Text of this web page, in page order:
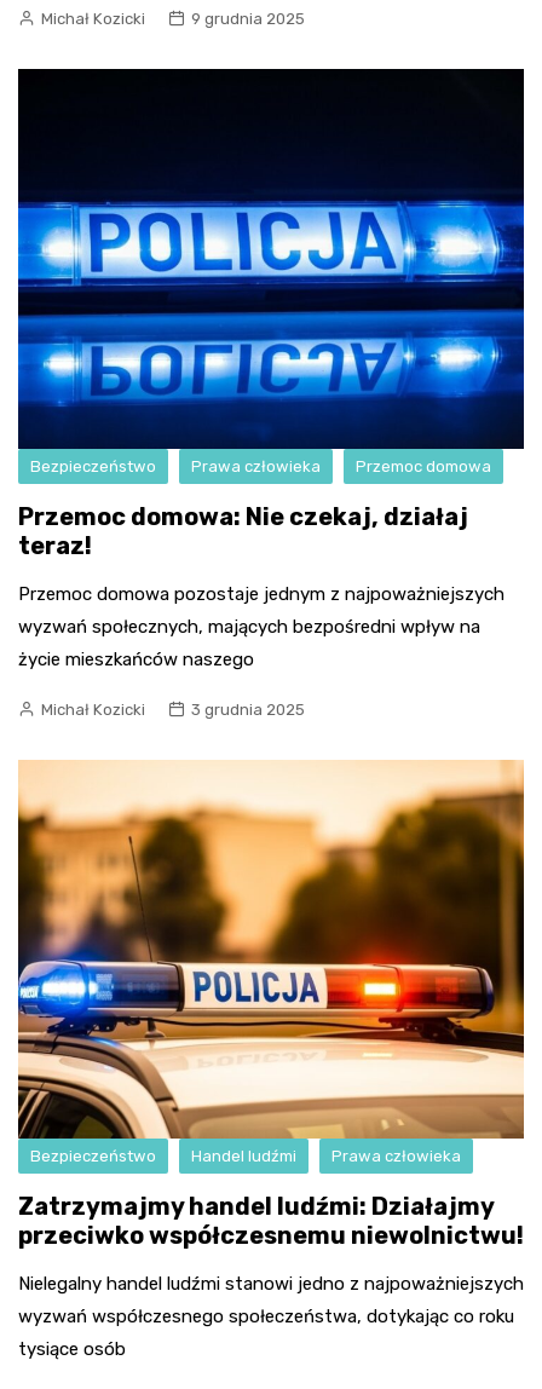
Michał Kozicki 9 grudnia 2025
Bezpieczeństwo Prawa człowieka Przemoc domowa
Przemoc domowa: Nie czekaj, działaj
teraz!
Przemoc domowa pozostaje jednym z najpoważniejszych
wyzwań społecznych, mających bezpośredni wpływ na
życie mieszkańców naszego
Michał Kozicki 3 grudnia 2025
Bezpieczeństwo Handel ludźmi Prawa człowieka
Zatrzymajmy handel ludźmi: Działajmy
przeciwko współczesnemu niewolnictwu!
Nielegalny handel ludźmi stanowi jedno z najpoważniejszych
wyzwań współczesnego społeczeństwa, dotykając co roku
tysiące osób